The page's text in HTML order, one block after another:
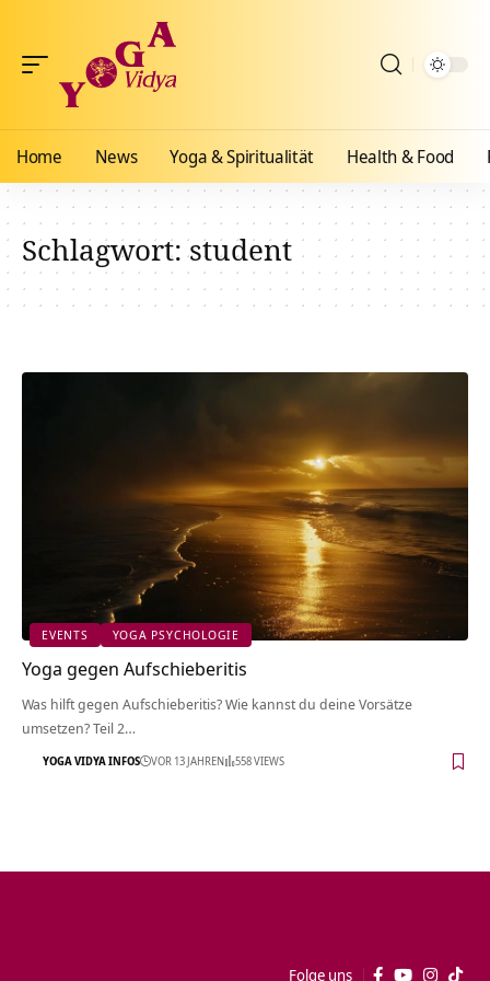
Home News Yoga & Spiritualität Health & Food
Schlagwort:student
EVENTS YOGA PSYCHOLOGIE
Yoga gegen Aufschieberitis
Was hilft gegen Aufschieberitis? Wie kannst du deine Vorsätze
umsetzen? Teil 2…
YOGA VIDYA INFOS VOR 13 JAHREN 558 VIEWS
Folge uns